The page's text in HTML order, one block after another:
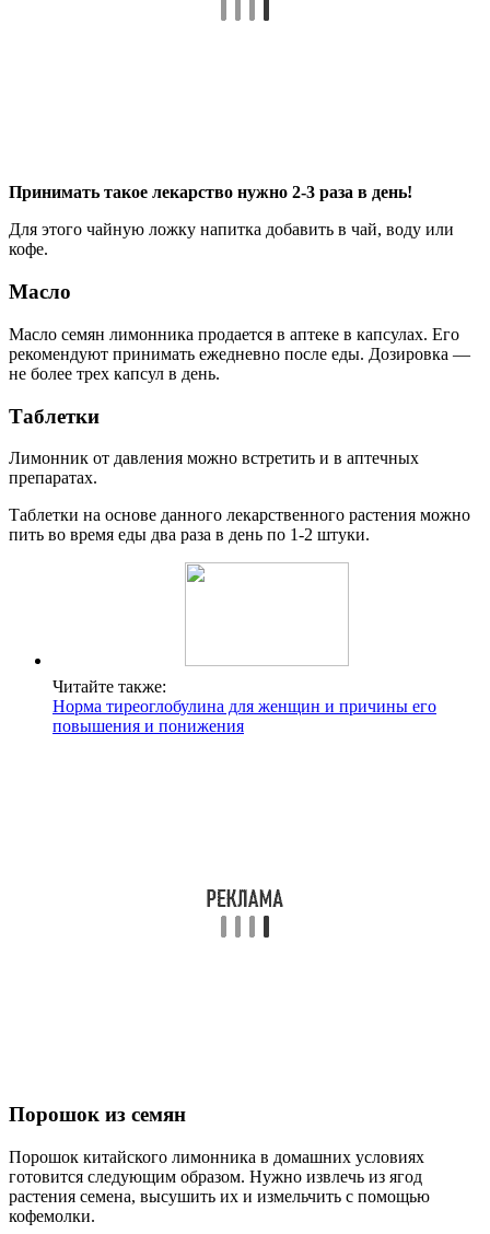
Принимать такое лекарство нужно 2-3 раза в день!
Для этого чайную ложку напитка добавить в чай, воду или
кофе.
Масло
Масло семян лимонника продается в аптеке в капсулах. Его
рекомендуют принимать ежедневно после еды. Дозировка —
не более трех капсул в день.
Таблетки
Лимонник от давления можно встретить и в аптечных
препаратах.
Таблетки на основе данного лекарственного растения можно
пить во время еды два раза в день по 1-2 штуки.
Читайте также:
Норма тиреоглобулина для женщин и причины его
повышения и понижения
Порошок из семян
Порошок китайского лимонника в домашних условиях
готовится следующим образом. Нужно извлечь из ягод
растения семена, высушить их и измельчить с помощью
кофемолки.